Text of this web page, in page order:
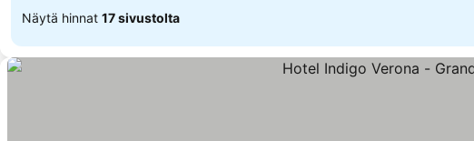
Näytä hinnat 17 sivustolta